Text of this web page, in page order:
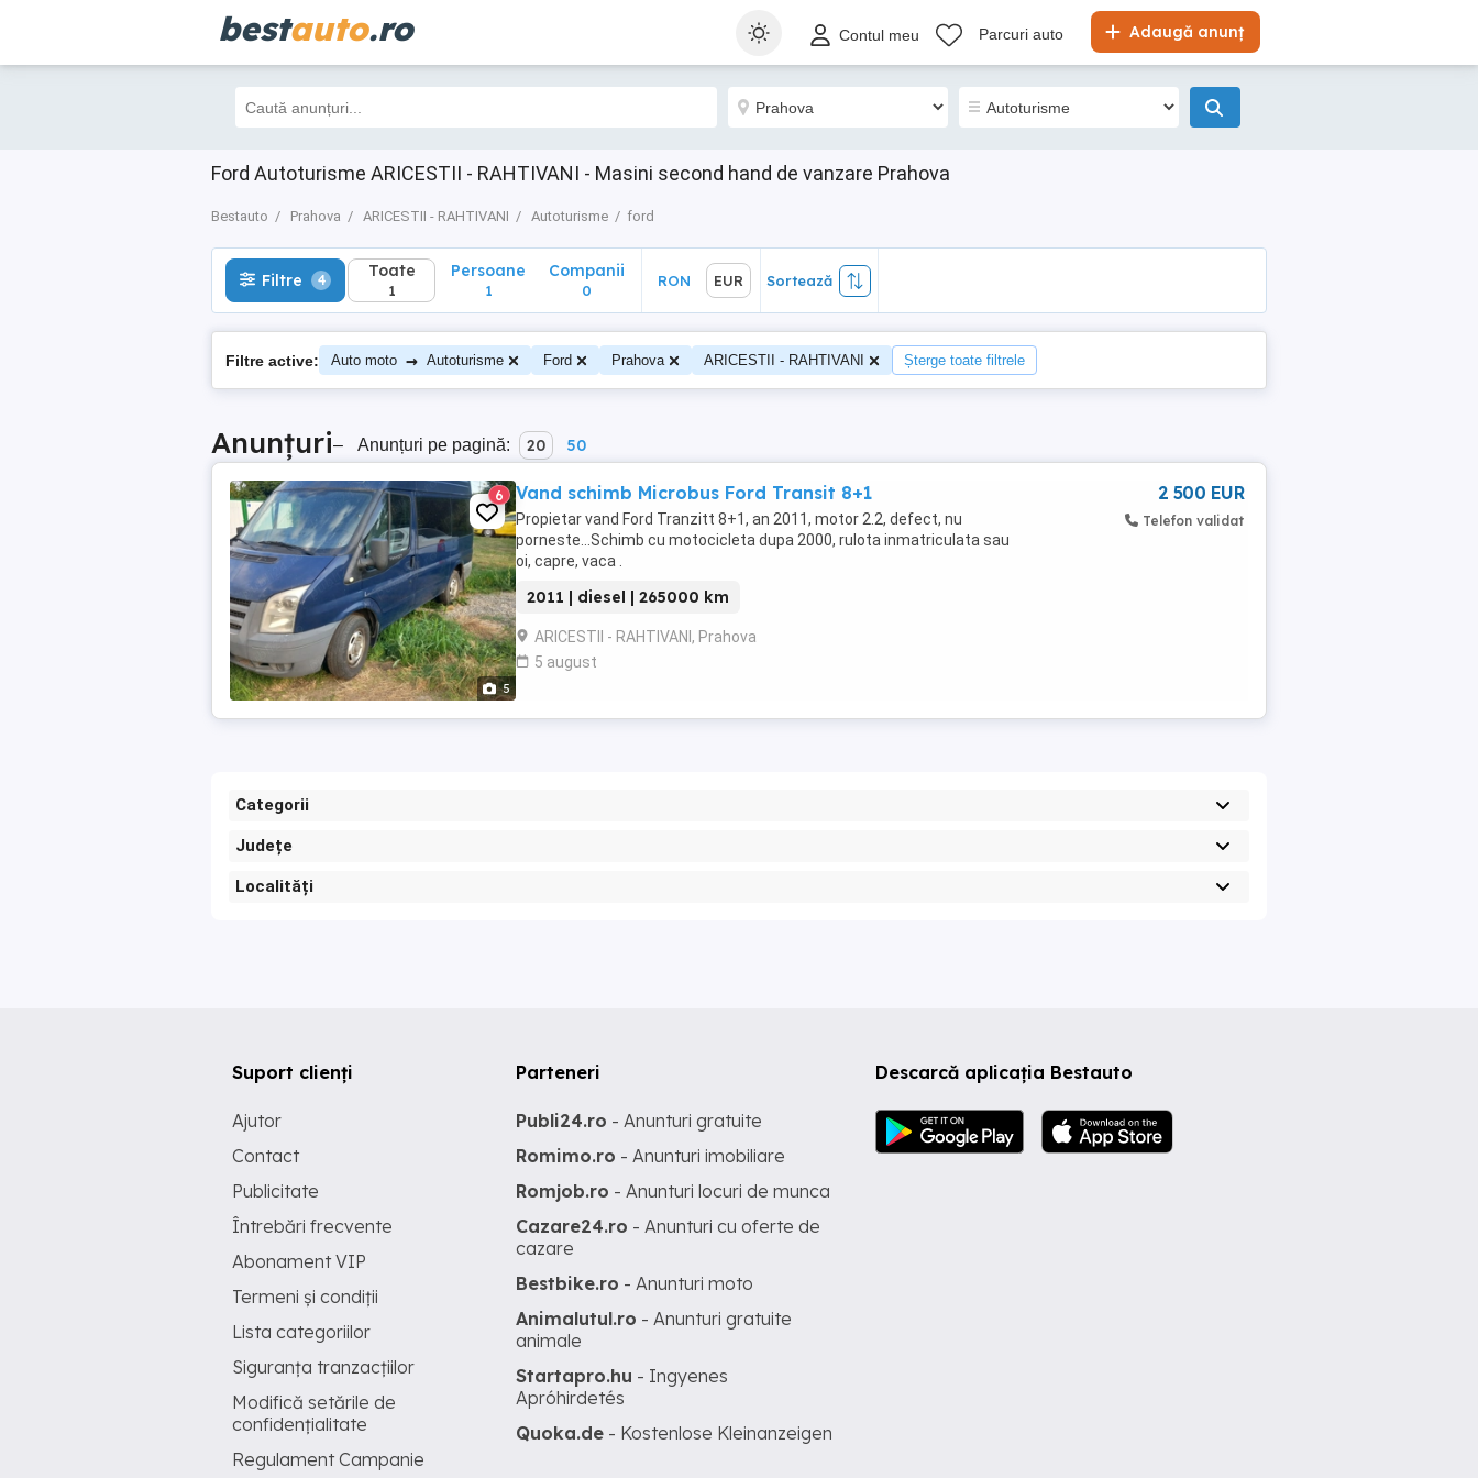
bestauto.ro Adaugă anunț
Contul meu Parcuri auto
Ford Autoturisme ARICESTII - RAHTIVANI - Masini second hand de vanzare Prahova
Bestauto Prahova ARICESTII - RAHTIVANI Autoturisme ford
Filtre 4 Toate
1
Sortează
Filtre 4 Toate
1
Persoane
1
Companii
0
RON EUR Sortează
Filtre active: Auto moto → Autoturisme Ford Prahova ARICESTII - RAHTIVANI Șterge toate filtrele
Anunțuri– Anunțuri pe pagină: 20 50
5
6 Vand schimb Microbus Ford Transit 8+1
Propietar vand Ford Tranzitt 8+1, an 2011, motor 2.2, defect, nu
porneste...Schimb cu motocicleta dupa 2000, rulota inmatriculata sau
oi, capre, vaca .
2011 | diesel | 265000 km
ARICESTII - RAHTIVANI, Prahova
5 august
2 500 EUR
Telefon validat
Categorii
Județe
Localități
Descarcă aplicația Bestauto
Suport clienți
Ajutor
Contact
Publicitate
Întrebări frecvente
Abonament VIP
Termeni și condiții
Lista categoriilor
Siguranța tranzacțiilor
Modifică setările de
confidențialitate
Regulament Campanie
Parteneri
Publi24.ro - Anunturi gratuite
Romimo.ro - Anunturi imobiliare
Romjob.ro - Anunturi locuri de munca
Cazare24.ro - Anunturi cu oferte de
cazare
Bestbike.ro - Anunturi moto
Animalutul.ro - Anunturi gratuite
animale
Startapro.hu - Ingyenes
Apróhirdetés
Quoka.de - Kostenlose Kleinanzeigen